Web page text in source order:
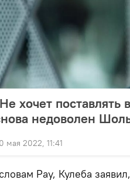
хочет поставлять
недоволен
мая 2022, 11:41
Рау, Кулеба